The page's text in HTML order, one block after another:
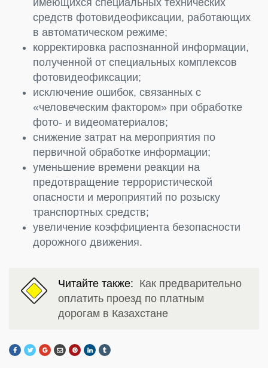
средств фотовидеофиксации, работающих
в автоматическом режиме;
корректировка распознанной информации,
полученной от специальных комплексов
фотовидеофиксации;
исключение ошибок, связанных с
«человеческим фактором» при обработке
фото- и видеоматериалов;
снижение затрат на мероприятия по
первичной обработке информации;
уменьшение времени реакции на
предотвращение террористической
опасности и мероприятий по розыску
транспортных средств;
увеличение коэффициента безопасности
дорожного движения.
Читайте также: Как предварительно
оплатить проезд по платным
дорогам в Казахстане